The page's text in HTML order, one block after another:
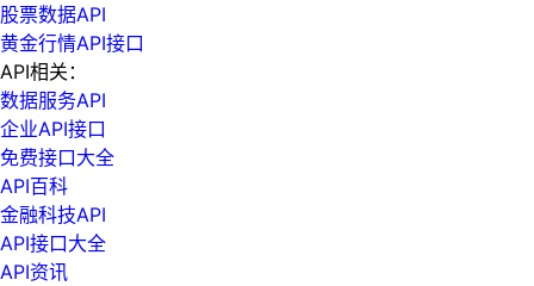
股票数据API
黄金行情API接口
API相关：
数据服务API
企业API接口
免费接口大全
API百科
金融科技API
API接口大全
API资讯